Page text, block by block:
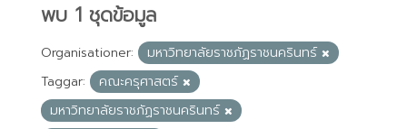
พบ 1 ชุดข้อมูล
Organisationer:
มหาวิทยาลัยราชภัฏราชนครินทร์
Taggar:
คณะครุศาสตร์
มหาวิทยาลัยราชภัฏราชนครินทร์